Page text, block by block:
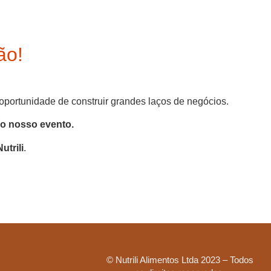
de construir grandes laços de negócios.
nosso evento.
.
© Nutrili Alimentos Ltda 2023 – Todos